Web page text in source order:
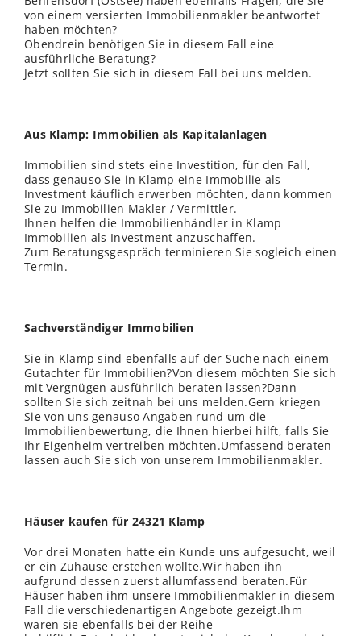
von einem versierten Immobilienmakler beantwortet
haben möchten?
Obendrein benötigen Sie in diesem Fall eine
ausführliche Beratung?
Jetzt sollten Sie sich in diesem Fall bei uns melden.
Aus Klamp: Immobilien als Kapitalanlagen
Immobilien sind stets eine Investition, für den Fall,
dass genauso Sie in Klamp eine Immobilie als
Investment käuflich erwerben möchten, dann kommen
Sie zu Immobilien Makler / Vermittler.
Ihnen helfen die Immobilienhändler in Klamp
Immobilien als Investment anzuschaffen.
Zum Beratungsgespräch terminieren Sie sogleich einen
Termin.
Sachverständiger Immobilien
Sie in Klamp sind ebenfalls auf der Suche nach einem
Gutachter für Immobilien?Von diesem möchten Sie sich
mit Vergnügen ausführlich beraten lassen?Dann
sollten Sie sich zeitnah bei uns melden.Gern kriegen
Sie von uns genauso Angaben rund um die
Immobilienbewertung, die Ihnen hierbei hilft, falls Sie
Ihr Eigenheim vertreiben möchten.Umfassend beraten
lassen auch Sie sich von unserem Immobilienmakler.
Häuser kaufen für 24321 Klamp
Vor drei Monaten hatte ein Kunde uns aufgesucht, weil
er ein Zuhause erstehen wollte.Wir haben ihn
aufgrund dessen zuerst allumfassend beraten.Für
Häuser haben ihm unsere Immobilienmakler in diesem
Fall die verschiedenartigen Angebote gezeigt.Ihm
waren sie ebenfalls bei der Reihe